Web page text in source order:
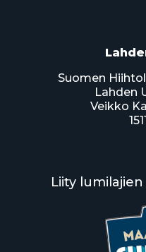
Suomen
Lahden
Veikko
Liity